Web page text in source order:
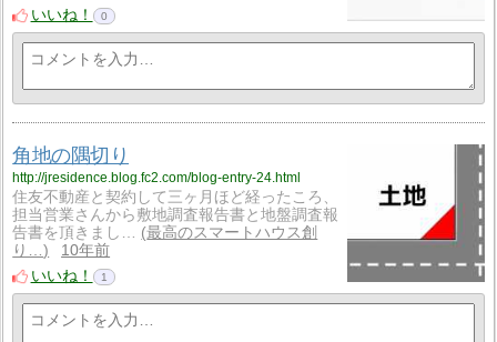
いいね！
0
角地の隅切り
http://jresidence.blog.fc2.com/blog-entry-24.html
住友不動産と契約して三ヶ月ほど経ったころ、
担当営業さんから敷地調査報告書と地盤調査報
告書を頂きまし…
最高のスマートハウス創
り…
10年前
いいね！
1